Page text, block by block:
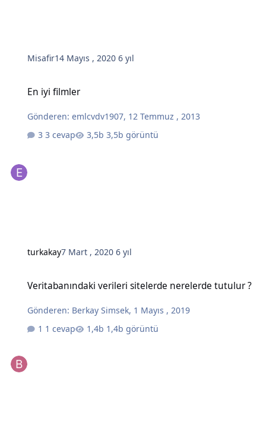
Misafir14 Mayıs , 20206 yıl
En iyi filmler
Gönderen:emlcvdv1907, 12 Temmuz , 2013
3 cevap
3,5b görüntü
turkakay7 Mart , 20206 yıl
Veritabanındaki verileri sitelerde nerelerde tutulur ?
Gönderen: Berkay Simsek, 1 Mayıs , 2019
1 cevap
1,4b görüntü